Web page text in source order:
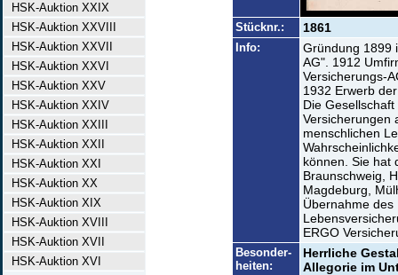
HSK-Auktion XXIX
HSK-Auktion XXVIII
HSK-Auktion XXVII
HSK-Auktion XXVI
HSK-Auktion XXV
HSK-Auktion XXIV
HSK-Auktion XXIII
HSK-Auktion XXII
HSK-Auktion XXI
HSK-Auktion XX
HSK-Auktion XIX
HSK-Auktion XVIII
HSK-Auktion XVII
HSK-Auktion XVI
Stücknr.: 1861
Info:
Gründung 1899
AG". 1912
Versicherungs-
1932 Erwerb
Die
Versicherungen
menschlichen
können. Sie hat
Braunschweig,
Magdeburg,
Übernahme des
ERGO
Besonder-
heiten:
Herrliche
Allegorie im